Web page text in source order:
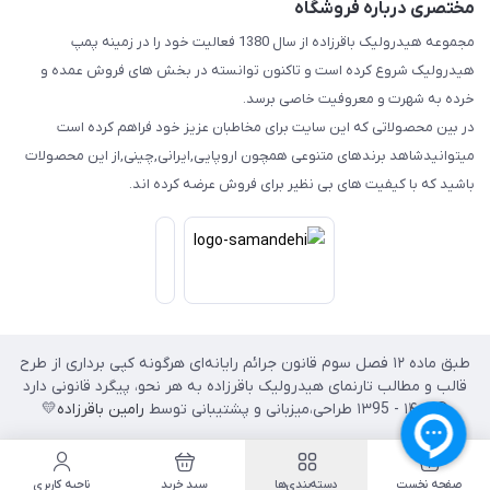
مختصری درباره فروشگاه
مجموعه هیدرولیک باقرزاده از سال 1380 فعالیت خود را در زمینه پمپ
هیدرولیک شروع کرده است و تاکنون توانسته در بخش های فروش عمده و
خرده به شهرت و معروفیت خاصی برسد.
در بین محصولاتی که این سایت برای مخاطبان عزیز خود فراهم کرده است
میتوانیدشاهد برندهای متنوعی همچون اروپایی,ایرانی,چینی,از این محصولات
باشید که با کیفیت های بی نظیر برای فروش عرضه کرده اند.
طبق ماده ۱۲ فصل سوم قانون جرائم رایانه‌ای هرگونه کپی برداری از طرح
قالب و مطالب تارنمای هیدرولیک باقرزاده به هر نحو، پیگرد قانونی دارد
© ۱۴۰۲ - ۱۳95 طراحی،‌میزبانی و پشتیبانی توسط
رامین باقرزاده💛
صفحه نخست دسته‌بندی‌ها سبد خرید ناحیه کاربری